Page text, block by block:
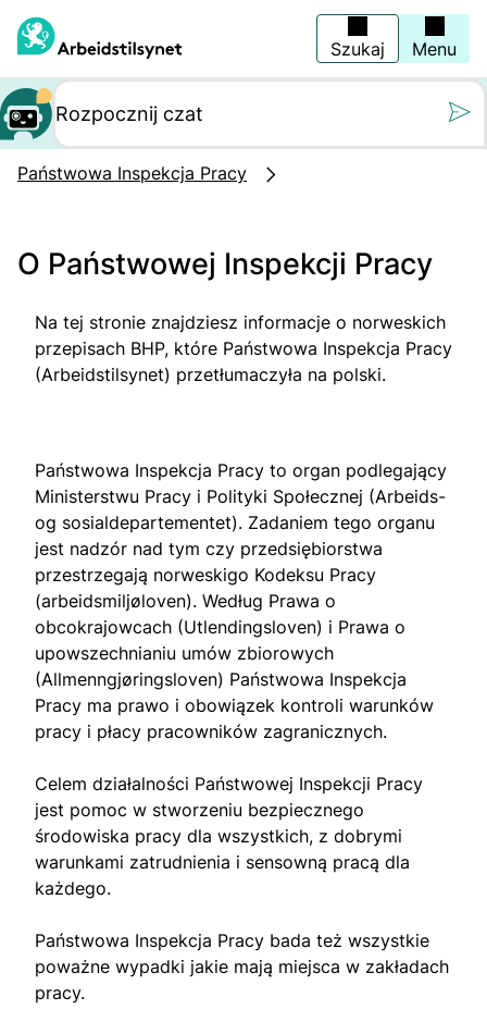
na
stronę
główną
Szukaj Menu
Państwowa Inspekcja Pracy
O Państwowej Inspekcji Pracy
Na tej stronie znajdziesz informacje o norweskich
przepisach BHP, które Państwowa Inspekcja Pracy
(Arbeidstilsynet) przetłumaczyła na polski.
Państwowa Inspekcja Pracy to organ podlegający
Ministerstwu Pracy i Polityki Społecznej (Arbeids-
og sosialdepartementet). Zadaniem tego organu
jest nadzór nad tym czy przedsiębiorstwa
przestrzegają norweskigo Kodeksu Pracy
(arbeidsmiljøloven). Według Prawa o
obcokrajowcach (Utlendingsloven) i Prawa o
upowszechnianiu umów zbiorowych
(Allmenngjøringsloven) Państwowa Inspekcja
Pracy ma prawo i obowiązek kontroli warunków
pracy i płacy pracowników zagranicznych.
Celem działalności Państwowej Inspekcji Pracy
jest pomoc w stworzeniu bezpiecznego
środowiska pracy dla wszystkich, z dobrymi
warunkami zatrudnienia i sensowną pracą dla
każdego.
Państwowa Inspekcja Pracy bada też wszystkie
poważne wypadki jakie mają miejsca w zakładach
pracy.